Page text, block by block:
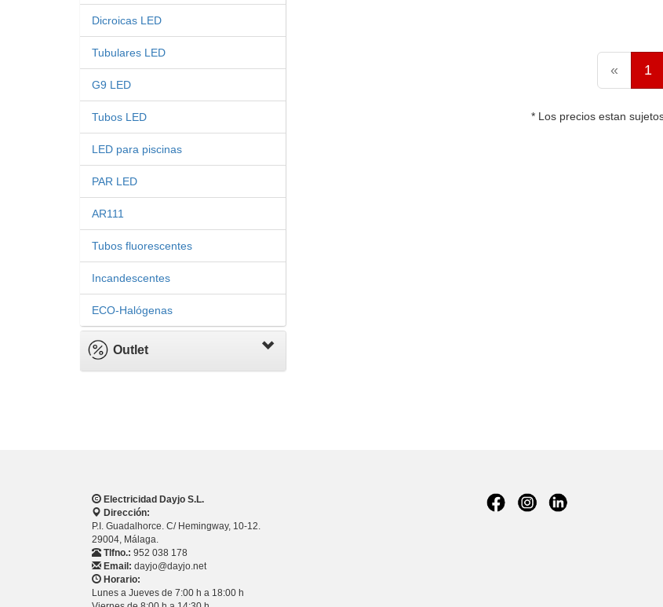
Dicroicas LED
Tubulares LED
G9 LED
Tubos LED
LED para piscinas
PAR LED
AR111
Tubos fluorescentes
Incandescentes
ECO-Halógenas
Outlet
« 1
* Los precios estan
Electricidad Dayjo S.L.
Dirección:
P.I. Guadalhorce. C/ Hemingway, 10-12.
29004, Málaga.
Tlfno.: 952 038 178
Email: dayjo@dayjo.net
Horario:
Lunes a Jueves de 7:00 h a 18:00 h